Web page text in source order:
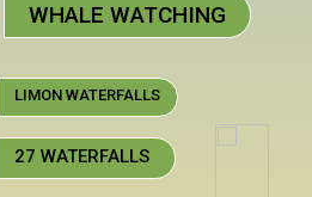
WHALE WATCHING
LIMON WATERFALLS
27 WATERFALLS